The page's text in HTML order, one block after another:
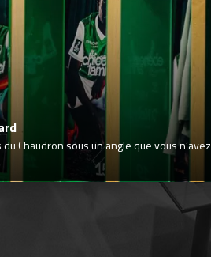
Chaudron sous un angle que vous n’avez